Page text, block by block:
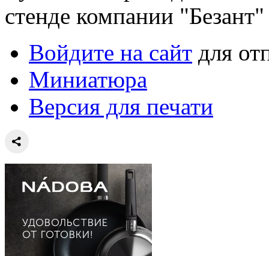
стенде компании "Безант"
Войдите на сайт для
Миниатюра
Версия для печати